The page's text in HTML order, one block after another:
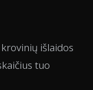
išlaidos
tuo